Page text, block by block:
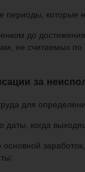
которые
до
не считаемых
за
для
даты, когда